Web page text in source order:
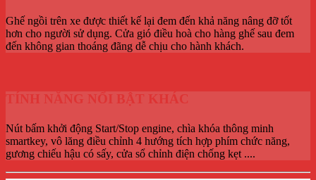
Ghế ngồi trên xe được thiết kế lại đem đến khả năng nâng đỡ tốt
hơn cho người sử dụng. Cửa gió điều hoà cho hàng ghế sau đem
đến không gian thoáng đãng dễ chịu cho hành khách.
TÍNH NĂNG NỔI BẬT KHÁC
Nút bấm khởi động Start/Stop engine, chìa khóa thông minh
smartkey, vô lăng điều chỉnh 4 hướng tích hợp phím chức năng,
gương chiếu hậu có sấy, cửa sổ chỉnh điện chống kẹt ....